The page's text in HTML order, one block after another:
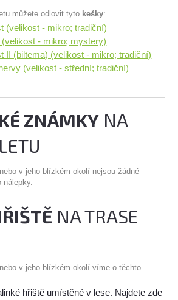
můžete odlovit tyto kešky:
(velikost - mikro; tradiční)
- mikro; mystery)
II (biltema) (velikost - mikro; tradiční)
(velikost - střední; tradiční)
ZNÁMKY NA
v jeho blízkém okolí nejsou žádné
nálepky.
NA TRASE
v jeho blízkém okolí víme o těchto
hřiště umístěné v lese. Najdete zde